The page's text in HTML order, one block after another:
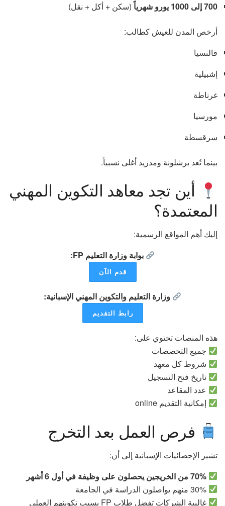
700 إلى 1000 يورو شهرياً
(سكن + أكل + نقل)
أرخص المدن للعيش كطالب:
فالنسيا
إشبيلية
غرناطة
مورسيا
سرقسطة
بينما تُعد برشلونة ومدريد أغلى نسبياً.
أين تجد معاهد التكوين المهني
المعتمدة؟
إليك أهم المواقع الرسمية:
بوابة وزارة التعليم FP:
قدم الآن
وزارة التعليم والتكوين المهني الإسبانية:
رابط التقديم
هذه المنصات تحتوي على:
جميع التخصصات
شروط كل معهد
تاريخ فتح التسجيل
عدد المقاعد
إمكانية التقديم online
فرص العمل بعد التخرج
تشير الإحصائيات الإسبانية إلى أن:
70% من الخريجين يحصلون على وظيفة في أول 6 أشهر
30% منهم يواصلون الدراسة في الجامعة
غالبية الشركات تفضل طلاب FP بسبب تكوينهم العملي